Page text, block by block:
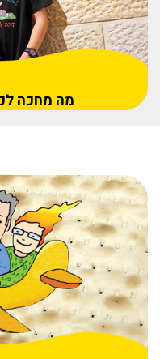
מה מחכה